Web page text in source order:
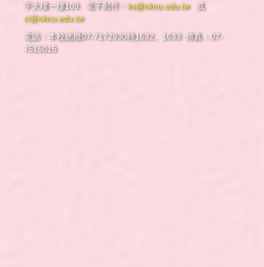
宇大樓一樓109 電子郵件： ks@nknu.edu.tw 或
cl@nknu.edu.tw
電話：本校總機07-7172930轉1632、1633 傳真：07-
7515015